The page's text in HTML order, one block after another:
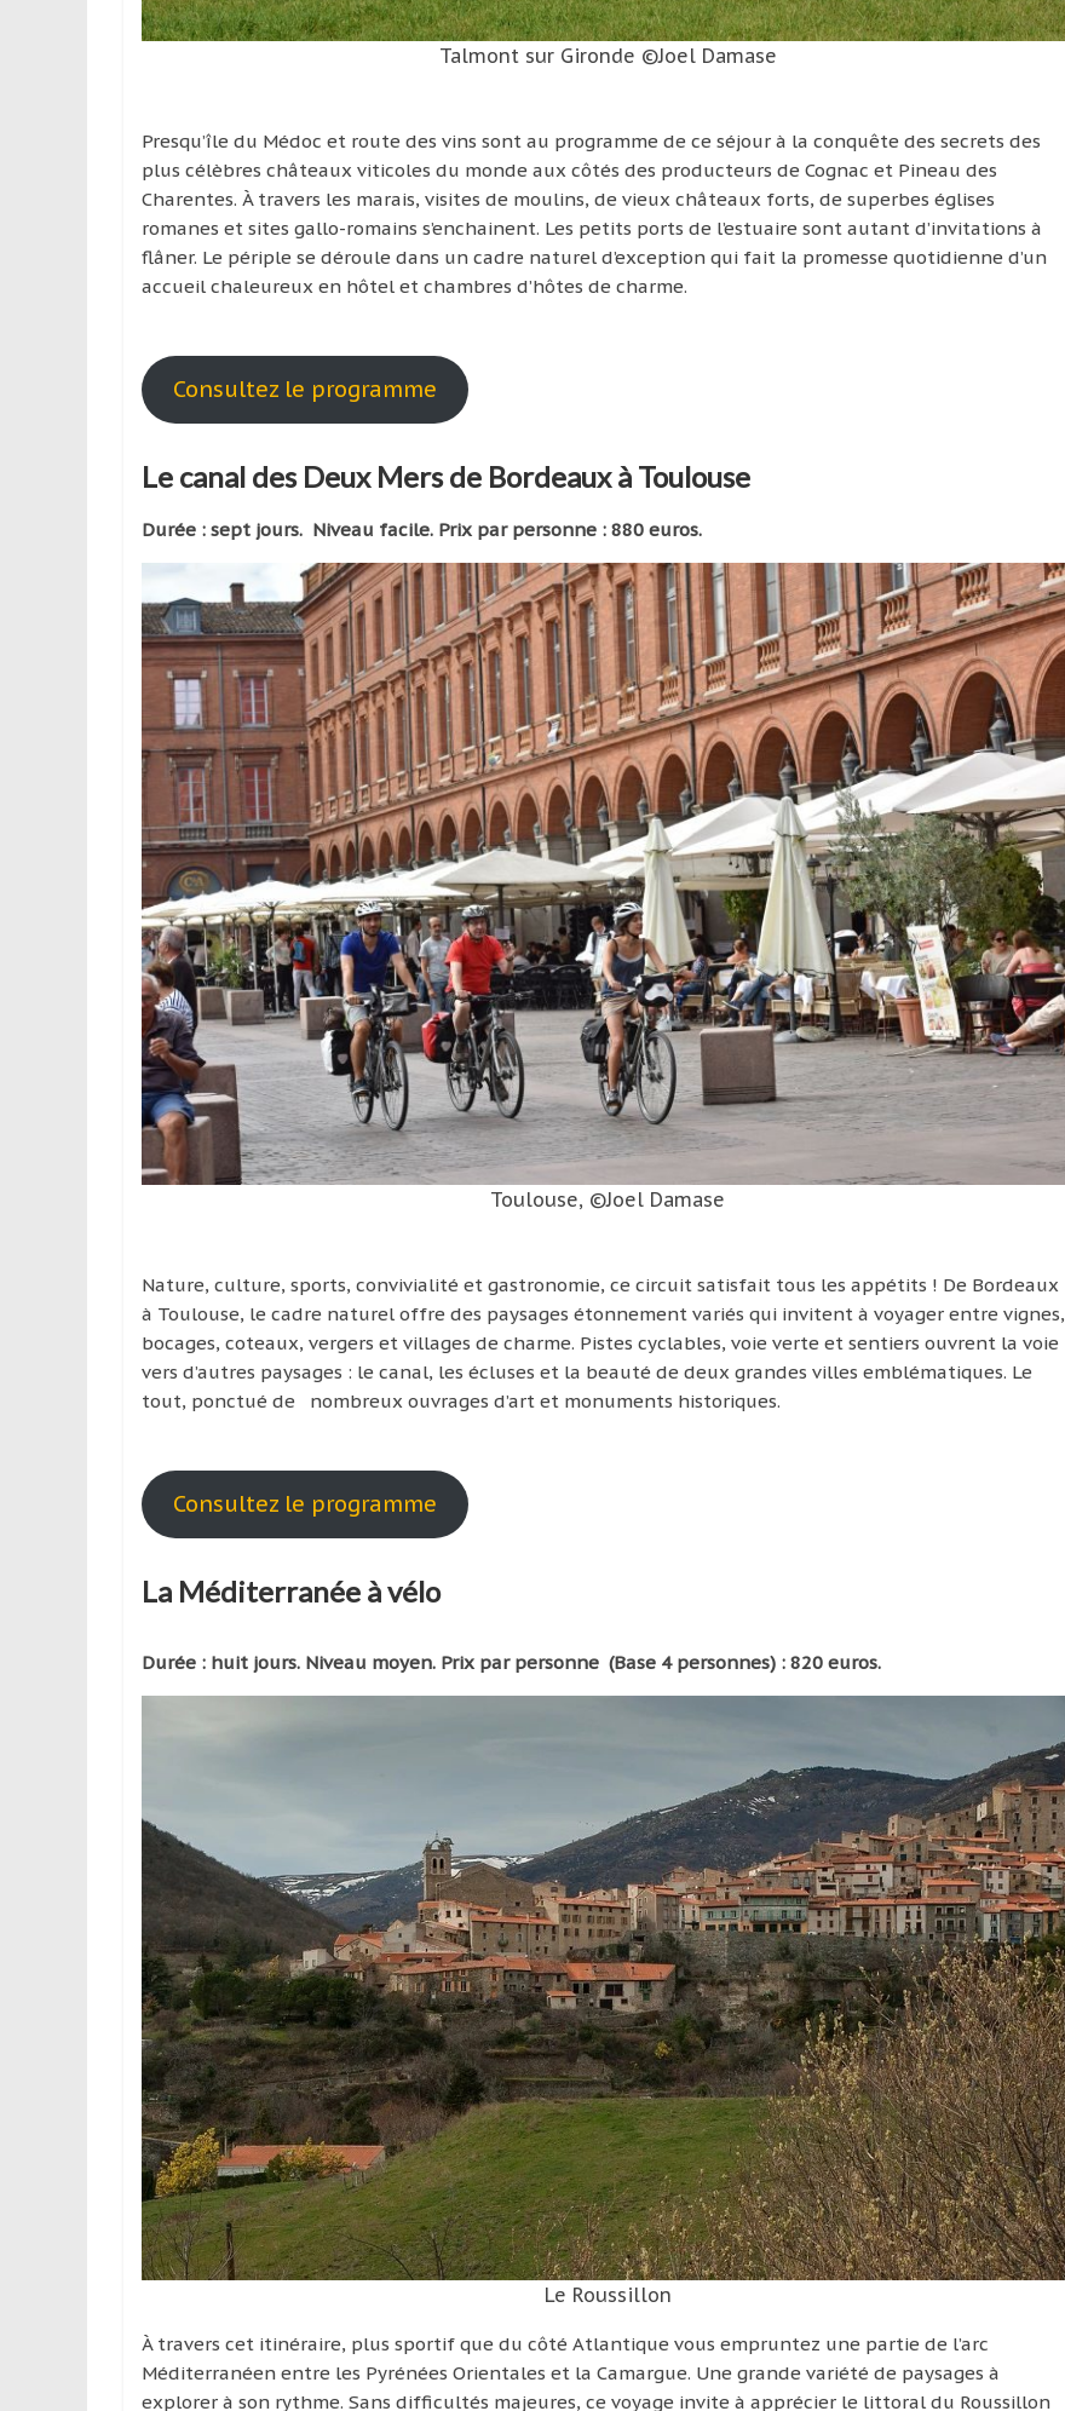
Talmont sur Gironde ©Joel Damase
Presqu’île du Médoc et route des vins sont au programme de ce séjour à la conquête des secrets des
plus célèbres châteaux viticoles du monde aux côtés des producteurs de Cognac et Pineau des
Charentes. À travers les marais, visites de moulins, de vieux châteaux forts, de superbes églises
romanes et sites gallo-romains s’enchainent. Les petits ports de l’estuaire sont autant d’invitations à
flâner. Le périple se déroule dans un cadre naturel d’exception qui fait la promesse quotidienne d’un
accueil chaleureux en hôtel et chambres d’hôtes de charme.
Consultez le programme
Le canal des Deux Mers de Bordeaux à Toulouse
Durée : sept jours. Niveau facile. Prix par personne : 880 euros.
Toulouse, ©Joel Damase
Nature, culture, sports, convivialité et gastronomie, ce circuit satisfait tous les appétits ! De Bordeaux
à Toulouse, le cadre naturel offre des paysages étonnement variés qui invitent à voyager entre vignes,
bocages, coteaux, vergers et villages de charme. Pistes cyclables, voie verte et sentiers ouvrent la voie
vers d’autres paysages : le canal, les écluses et la beauté de deux grandes villes emblématiques. Le
tout, ponctué de nombreux ouvrages d’art et monuments historiques.
Consultez le programme
La Méditerranée à vélo
Durée : huit jours. Niveau moyen. Prix par personne (Base 4 personnes) : 820 euros.
Le Roussillon
À travers cet itinéraire, plus sportif que du côté Atlantique vous empruntez une partie de l’arc
Méditerranéen entre les Pyrénées Orientales et la Camargue. Une grande variété de paysages à
explorer à son rythme. Sans difficultés majeures, ce voyage invite à apprécier le littoral du Roussillon